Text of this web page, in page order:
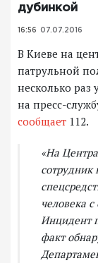
дубинкой
16:56 07.07.2016
В Киеве на
патрульной
несколько раз
на пресс-
сообщает 112.
«На
сотрудник
человека
Инцидент
факт